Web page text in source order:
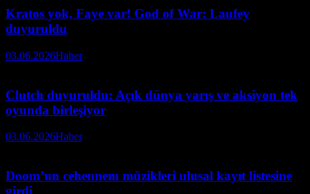
Kratos yok, Faye var! God of War: Laufey
duyuruldu
03.06.2026Haber
Clutch duyuruldu: Açık dünya yarış ve aksiyon tek
oyunda birleşiyor
03.06.2026Haber
Doom’un cehennem müzikleri ulusal kayıt listesine
girdi